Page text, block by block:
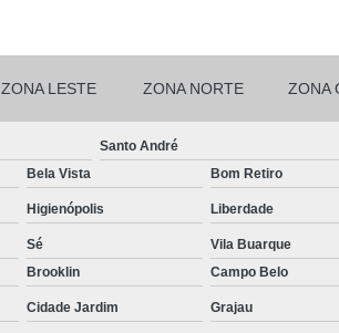
ZONA LESTE ZONA NORTE ZONA
Santo André
Bela Vista Bom Retiro
Higienópolis Liberdade
Sé
Vila Buarque
Brooklin Campo Belo
Cidade Jardim Grajau